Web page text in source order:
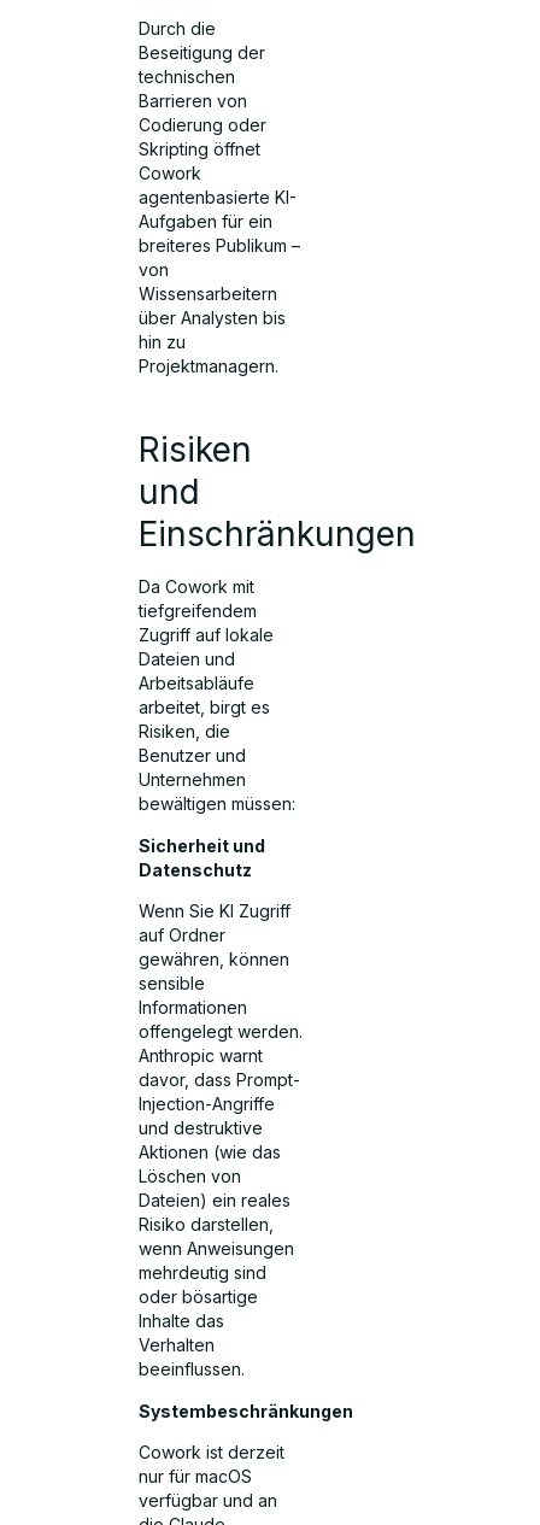
Durch die
Beseitigung der
technischen
Barrieren von
Codierung oder
Skripting öffnet
Cowork
agentenbasierte KI-
Aufgaben für ein
breiteres Publikum –
von
Wissensarbeitern
über Analysten bis
hin zu
Projektmanagern.
Risiken
und
Einschränkungen
Da Cowork mit
tiefgreifendem
Zugriff auf lokale
Dateien und
Arbeitsabläufe
arbeitet, birgt es
Risiken, die
Benutzer und
Unternehmen
bewältigen müssen:
Sicherheit und
Datenschutz
Wenn Sie KI Zugriff
auf Ordner
gewähren, können
sensible
Informationen
offengelegt werden.
Anthropic warnt
davor, dass Prompt-
Injection-Angriffe
und destruktive
Aktionen (wie das
Löschen von
Dateien) ein reales
Risiko darstellen,
wenn Anweisungen
mehrdeutig sind
oder bösartige
Inhalte das
Verhalten
beeinflussen.
Systembeschränkungen
Cowork ist derzeit
nur für macOS
verfügbar und an